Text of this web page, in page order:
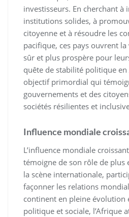
investisseurs. En cherchant à
institutions solides, à
citoyenne et à résoudre les
pacifique, ces pays ouvrent
sûr et plus prospère pour
quête de stabilité politique
objectif primordial qui
gouvernements et des
sociétés résilientes et
Influence mondiale
L’influence mondiale
témoigne de son rôle de plus
la scène internationale,
façonner les relations
continent en pleine évolution
politique et sociale, l’Afrique